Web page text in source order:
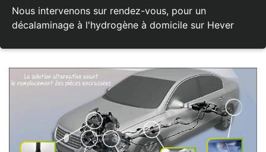
Nous intervenons sur rendez-vous, pour un
décalaminage à l'hydrogène à domicile sur Hever